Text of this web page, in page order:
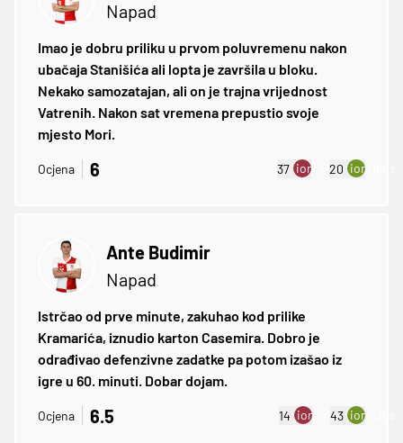
Napad
Imao je dobru priliku u prvom poluvremenu nakon
ubačaja Stanišića ali lopta je završila u bloku.
Nekako samozatajan, ali on je trajna vrijednost
Vatrenih. Nakon sat vremena prepustio svoje
mjesto Mori.
Ocjena 6 37 ion:minus
20 ion:plus
Ante Budimir
Napad
Istrčao od prve minute, zakuhao kod prilike
Kramarića, iznudio karton Casemira. Dobro je
odrađivao defenzivne zadatke pa potom izašao iz
igre u 60. minuti. Dobar dojam.
Ocjena 6.5 14 ion:minus
43 ion:plus